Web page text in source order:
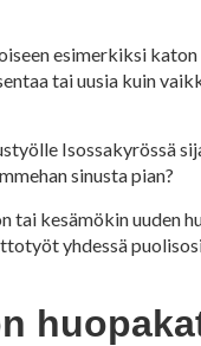
esimerkiksi
tai uusia kuin
Isossakyrössä
sinusta pian?
kesämökin uuden
yhdessä